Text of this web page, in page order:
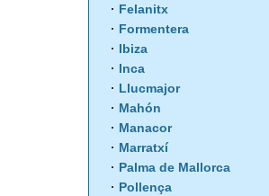
Felanitx
Formentera
Ibiza
Inca
Llucmajor
Mahón
Manacor
Marratxí
Palma de Mallorca
Pollença